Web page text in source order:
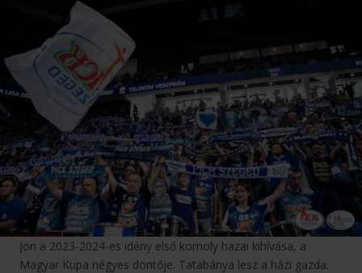
Jön a 2023-2024-es idény első komoly hazai kihívása, a
Magyar Kupa négyes döntője. Tatabánya lesz a házi gazda.